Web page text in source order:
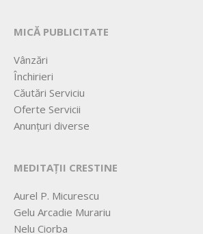
MICĂ PUBLICITATE
Vânzări
Închirieri
Căutări Serviciu
Oferte Servicii
Anunțuri diverse
MEDITAȚII CRESTINE
Aurel P. Micurescu
Gelu Arcadie Murariu
Nelu Ciorba